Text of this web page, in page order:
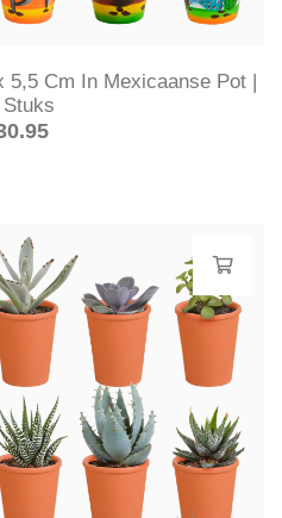
5,5 Cm In Mexicaanse Pot |
Stuks